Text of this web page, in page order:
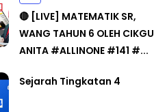
🔴 [LIVE] MATEMATIK SR,
WANG TAHUN 6 OLEH CIKGU
ANITA #ALLINONE #141 #...
Sejarah Tingkatan 4